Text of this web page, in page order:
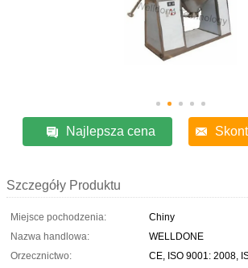
Najlepsza cena
Szczegóły Produktu
Miejsce pochodzenia:
Chiny
Nazwa handlowa:
WELLDONE
Orzecznictwo:
CE, ISO 9001: 2008,